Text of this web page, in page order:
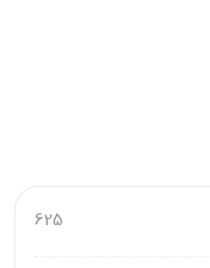
625